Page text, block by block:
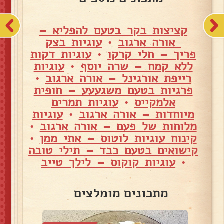
קציצות בקר בטעם להפליא –
אורה ארגוב •עוגיות בצק
פריך – חלי קרקו•עוגיות דקות
ללא קמח – שרה יוסף •עוגיות
רייפת אורגינל – אורה ארגוב •
פרגיות בטעם משגעעע – חופית
אלמקייס •עוגיות תמרים
מיוחדות – אורה ארגוב •עוגיות
מלוחות של פעם – אורה ארגוב •
קינוח עוגיות לוטוס – אתי ממן •
קישואים בטעם כבד – תילי טובה
•עוגיות קוקוס – לילך טייב
מתכונים מומלצים